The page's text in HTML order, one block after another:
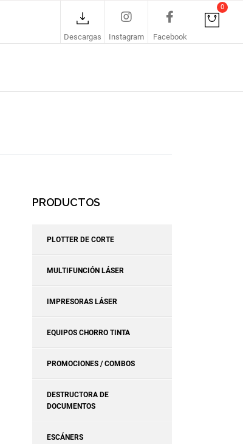
Descargas Instagram Facebook
0
PRODUCTOS
PLOTTER DE CORTE
MULTIFUNCIÓN LÁSER
IMPRESORAS LÁSER
EQUIPOS CHORRO TINTA
PROMOCIONES / COMBOS
DESTRUCTORA DE
DOCUMENTOS
ESCÁNERS